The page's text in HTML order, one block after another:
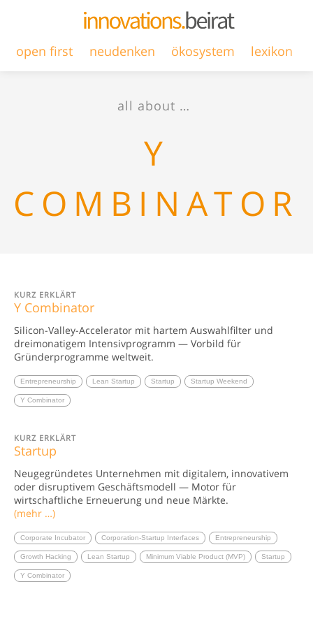
open first neudenken ökosystem lexikon
all about …
Y
COMBINATOR
KURZ ERKLÄRT
Y Combinator
Silicon-Valley-Accelerator mit hartem Auswahlfilter und
dreimonatigem Intensivprogramm — Vorbild für
Gründerprogramme weltweit.
Entrepreneurship Lean Startup Startup Startup Weekend
Y Combinator
KURZ ERKLÄRT
Startup
Neugegründetes Unternehmen mit digitalem, innovativem
oder disruptivem Geschäftsmodell — Motor für
wirtschaftliche Erneuerung und neue Märkte.
(mehr …)
Corporate Incubator Corporation-Startup Interfaces Entrepreneurship
Growth Hacking Lean Startup Minimum Viable Product (MVP) Startup
Y Combinator